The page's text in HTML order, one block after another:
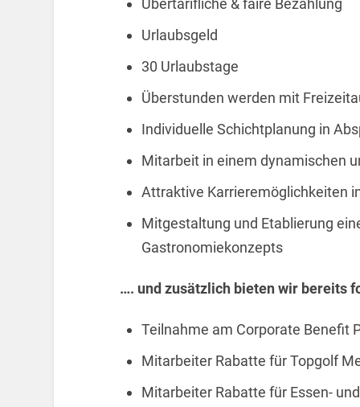
Übertarifliche & faire Bezahlung
Urlaubsgeld
30 Urlaubstage
Überstunden werden mit
Individuelle Schichtplanung in
Mitarbeit in einem dynamischen
Attraktive Karrieremöglichkeiten
Mitgestaltung und Etablierung
Gastronomiekonzepts
…. und zusätzlich bieten wir bereits
Teilnahme am Corporate Benefit
Mitarbeiter Rabatte für Topgolf
Mitarbeiter Rabatte für Essen-